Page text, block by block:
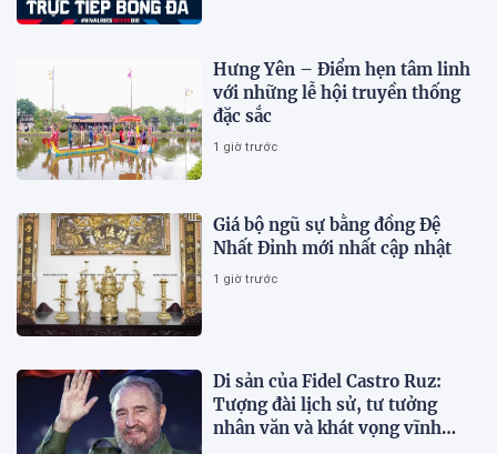
Hưng Yên – Điểm hẹn tâm linh
với những lễ hội truyền thống
đặc sắc
1 giờ trước
Giá bộ ngũ sự bằng đồng Đệ
Nhất Đỉnh mới nhất cập nhật
1 giờ trước
Di sản của Fidel Castro Ruz:
Tượng đài lịch sử, tư tưởng
nhân văn và khát vọng vĩnh